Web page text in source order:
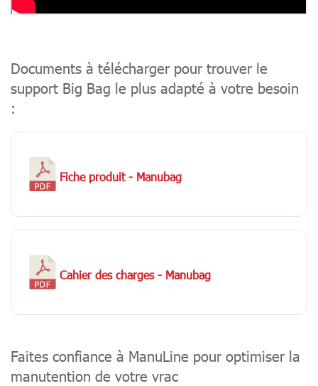
Documents à télécharger pour trouver le
support Big Bag le plus adapté à votre besoin
:
Fiche produit - Manubag
Cahier des charges - Manubag
Faites confiance à ManuLine pour optimiser la
manutention de votre vrac